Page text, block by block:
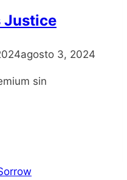
Justice
agosto 3, 2024
sin